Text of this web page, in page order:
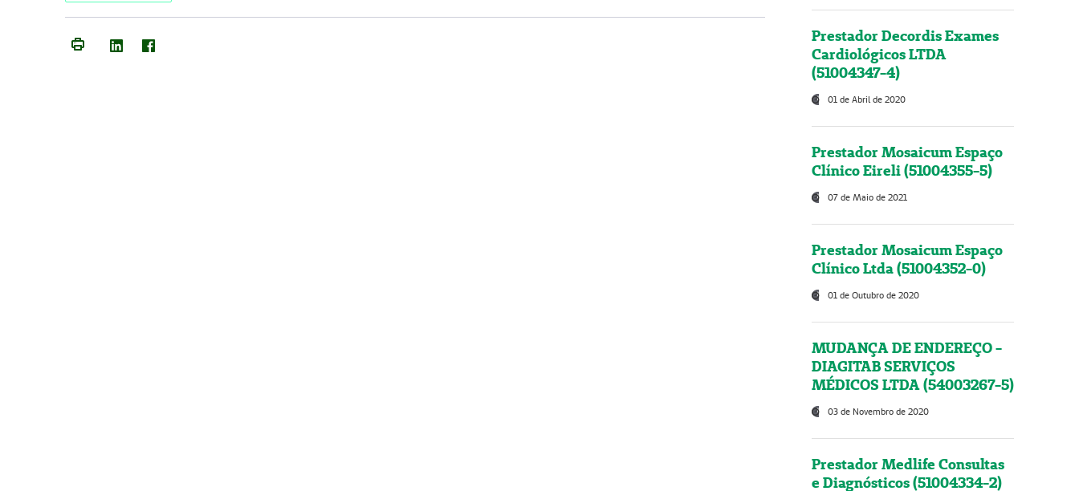
Prestador Decordis Exames
Cardiológicos LTDA
(51004347-4)
01 de Abril de 2020
Prestador Mosaicum Espaço
Clínico Eireli (51004355-5)
07 de Maio de 2021
Prestador Mosaicum Espaço
Clínico Ltda (51004352-0)
01 de Outubro de 2020
MUDANÇA DE ENDEREÇO -
DIAGITAB SERVIÇOS
MÉDICOS LTDA (54003267-5)
03 de Novembro de 2020
Prestador Medlife Consultas
e Diagnósticos (51004334-2)